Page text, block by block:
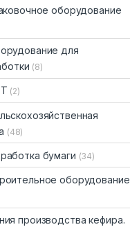
оборудование
для
(8)
(2)
(48)
бумаги (34)
оборудование
производства кефира.